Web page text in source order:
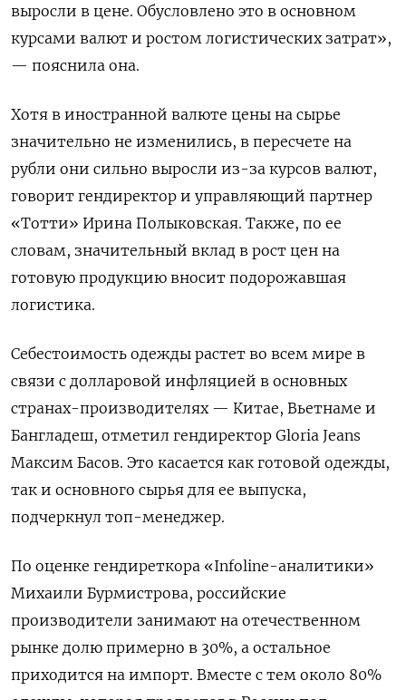
выросли в цене. Обусловлено это в основном
курсами валют и ростом логистических затрат»,
— пояснила она.
Хотя в иностранной валюте цены на сырье
значительно не изменились, в пересчете на
рубли они сильно выросли из-за курсов валют,
говорит гендиректор и управляющий партнер
«Тотти» Ирина Полыковская. Также, по ее
словам, значительный вклад в рост цен на
готовую продукцию вносит подорожавшая
логистика.
Себестоимость одежды растет во всем мире в
связи с долларовой инфляцией в основных
странах-производителях — Китае, Вьетнаме и
Бангладеш, отметил гендиректор Gloria Jeans
Максим Басов. Это касается как готовой одежды,
так и основного сырья для ее выпуска,
подчеркнул топ-менеджер.
По оценке гендиреткора «Infoline-аналитики»
Михаили Бурмистрова, российские
производители занимают на отечественном
рынке долю примерно в 30%, а остальное
приходится на импорт. Вместе с тем около 80%